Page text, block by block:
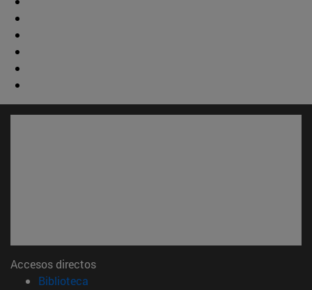
Accesos directos
Biblioteca